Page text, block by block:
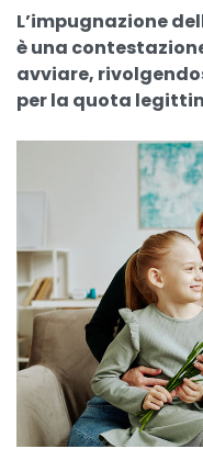
L’impugnazione
è una
avviare,
per la quota